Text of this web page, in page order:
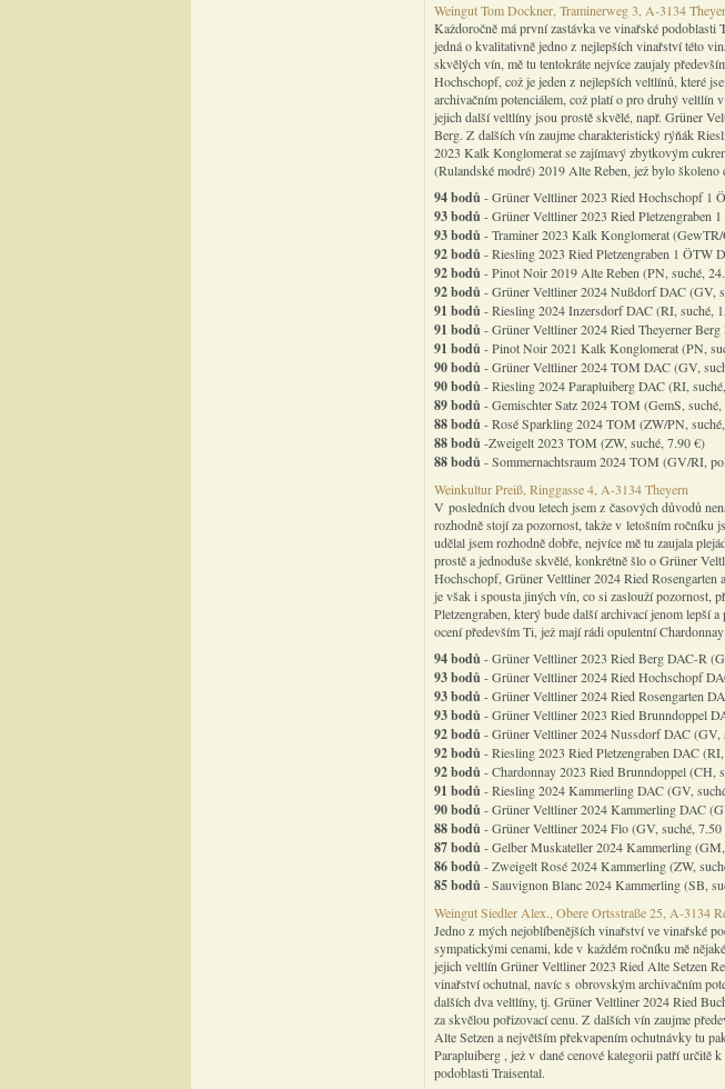
Weingut Tom Dockner, Traminerweg 3, A-3134
Každoročně má první zastávka ve vinařské podoblasti
jedná o kvalitativně jedno z nejlepších vinařství této
skvělých vín, mě tu tentokráte nejvíce zaujaly
Hochschopf, což je jeden z nejlepších veltlínů, které
archivačním potenciálem, což platí o pro druhý veltlín
jejich další veltlíny jsou prostě skvělé, např. Grüner
Berg. Z dalších vín zaujme charakteristický rýňák
2023 Kalk Konglomerat se zajímavý zbytkovým
(Rulandské modré) 2019 Alte Reben, jež bylo
94 bodů- Grüner Veltliner 2023 Ried Hochschopf 1
93 bodů- Grüner Veltliner 2023 Ried Pletzengraben
93 bodů- Traminer 2023 Kalk Konglomerat
92 bodů- Riesling 2023 Ried Pletzengraben 1 ÖTW
92 bodů- Pinot Noir 2019 Alte Reben (PN, suché,
92 bodů- Grüner Veltliner 2024 Nußdorf DAC (GV,
91 bodů- Riesling 2024 Inzersdorf DAC (RI, suché,
91 bodů- Grüner Veltliner 2024 Ried Theyerner
91 bodů- Pinot Noir 2021 Kalk Konglomerat (PN,
90 bodů- Grüner Veltliner 2024 TOM DAC (GV,
90 bodů- Riesling 2024 Parapluiberg DAC (RI,
89 bodů- Gemischter Satz 2024 TOM (GemS,
88 bodů- Rosé Sparkling 2024 TOM (ZW/PN,
88 bodů-Zweigelt 2023 TOM (ZW, suché, 7.90 €)
88 bodů- Sommernachtsraum 2024 TOM (GV/RI,
Weinkultur Preiß, Ringgasse 4, A-3134 Theyern
V posledních dvou letech jsem z časových důvodů
rozhodně stojí za pozornost, takže v letošním ročníku
udělal jsem rozhodně dobře, nejvíce mě tu zaujala
prostě a jednoduše skvělé, konkrétně šlo o Grüner
Hochschopf, Grüner Veltliner 2024 Ried
je však i spousta jiných vín, co si zaslouží pozornost,
Pletzengraben, který bude další archivací jenom lepší
ocení především Ti, jež mají rádi opulentní
94 bodů- Grüner Veltliner 2023 Ried Berg DAC-R
93 bodů- Grüner Veltliner 2024 Ried Hochschopf
93 bodů- Grüner Veltliner 2024 Ried Rosengarten
93 bodů- Grüner Veltliner 2023 Ried Brunndoppel
92 bodů- Grüner Veltliner 2024 Nussdorf DAC (GV,
92 bodů- Riesling 2023 Ried Pletzengraben DAC
92 bodů- Chardonnay 2023 Ried Brunndoppel (CH,
91 bodů- Riesling 2024 Kammerling DAC (GV,
90 bodů- Grüner Veltliner 2024 Kammerling DAC
88 bodů- Grüner Veltliner 2024 Flo (GV, suché, 7.50
87 bodů- Gelber Muskateller 2024 Kammerling
86 bodů- Zweigelt Rosé 2024 Kammerling (ZW,
85 bodů- Sauvignon Blanc 2024 Kammerling (SB,
Weingut Siedler Alex., Obere Ortsstraße 25, A-3134
Jedno z mých nejoblíbenějších vinařství ve vinařské
sympatickými cenami, kde v každém ročníku mě
jejich veltlín Grüner Veltliner 2023 Ried Alte Setzen
vinařství ochutnal, navíc s obrovským archivačním
dalších dva veltlíny, tj. Grüner Veltliner 2024 Ried
za skvělou pořizovací cenu. Z dalších vín zaujme
Alte Setzen a největším překvapením ochutnávky tu
Parapluiberg , jež v dané cenové kategorii patří určitě
podoblasti Traisental.